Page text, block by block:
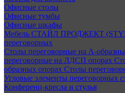
Офисные столы
Офисные тумбы
Офисные шкафы
Мебель СТАЙЛ ПРОДЖЕКТ
переговорных
Столы переговорные на А-
переговорные на ЛДСП опорах
образных опорах Столы
Угловые элементы переговорных
Конференц-кресла и стулья